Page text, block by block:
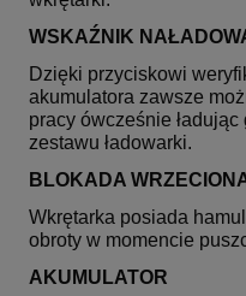
WSKAŹNIK
Dzięki przyciskowi
akumulatora zawsze
pracy ówcześnie
zestawu ładowarki.
BLOKADA
Wkrętarka posiada
obroty w momencie
AKUMULATOR